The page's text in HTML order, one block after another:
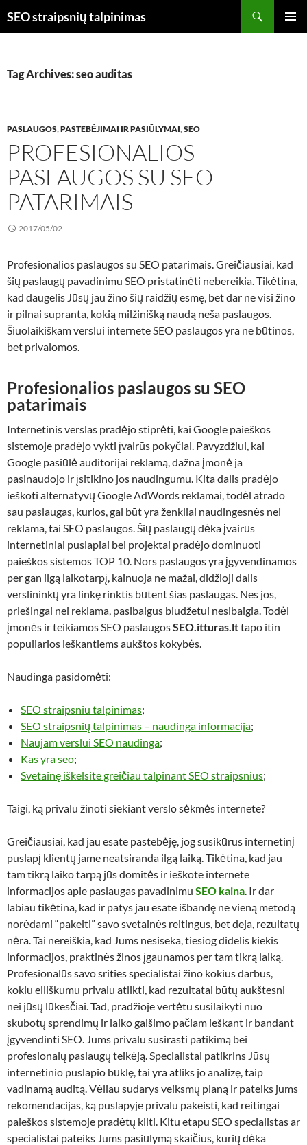
toSEO straipsnių talpinimas
Tag Archives: seo auditas
PASLAUGOS,PASTEBĖJIMAI IR PASIŪLYMAI,SEO
PROFESIONALIOS
PASLAUGOS SU SEO
PATARIMAIS
2017/05/02
Profesionalios paslaugos su SEO patarimais. Greičiausiai, kad
šių paslaugų pavadinimu SEO pristatinėti nebereikia. Tikėtina,
kad daugelis Jūsų jau žino šių raidžių esmę, bet dar ne visi žino
ir pilnai supranta, kokią milžinišką naudą neša paslaugos.
Šiuolaikiškam verslui internete SEO paslaugos yra ne būtinos,
bet privalomos.
Profesionalios paslaugos su SEO
patarimais
Internetinis verslas pradėjo stiprėti, kai Google paieškos
sistemoje pradėjo vykti įvairūs pokyčiai. Pavyzdžiui, kai
Google pasiūlė auditorijai reklamą, dažna įmonė ja
pasinaudojo ir įsitikino jos naudingumu. Kita dalis pradėjo
ieškoti alternatyvų Google AdWords reklamai, todėl atrado
sau paslaugas, kurios, gal būt yra ženkliai naudingesnės nei
reklama, tai SEO paslaugos. Šių paslaugų dėka įvairūs
internetiniai puslapiai bei projektai pradėjo dominuoti
paieškos sistemos TOP 10. Nors paslaugos yra įgyvendinamos
per gan ilgą laikotarpį, kainuoja ne mažai, didžioji dalis
verslininkų yra linkę rinktis būtent šias paslaugas. Nes jos,
priešingai nei reklama, pasibaigus biudžetui nesibaigia. Todėl
įmonės ir teikiamos SEO paslaugosSEO.itturas.lttapo itin
populiarios ieškantiems aukštos kokybės.
Naudinga pasidomėti:
SEO straipsniu talpinimas;
SEO straipsnių talpinimas – naudinga informacija;
Naujam verslui SEO naudinga;
Kas yra seo;
Svetainę iškelsite greičiau talpinant SEO straipsnius;
Taigi, ką privalu žinoti siekiant verslo sėkmės internete?
Greičiausiai, kad jau esate pastebėję, jog susikūrus internetinį
puslapį klientų jame neatsiranda ilgą laiką. Tikėtina, kad jau
tam tikrą laiko tarpą jūs domitės ir ieškote internete
informacijos apie paslaugas pavadinimu SEO kaina. Ir dar
labiau tikėtina, kad ir patys jau esate išbandę ne vieną metodą
norėdami “pakelti” savo svetainės reitingus, bet deja, rezultatų
nėra. Tai nereiškia, kad Jums nesiseka, tiesiog didelis kiekis
informacijos, praktinės žinos įgaunamos per tam tikrą laiką.
Profesionalūs savo srities specialistai žino kokius darbus,
kokiu eiliškumu privalu atlikti, kad rezultatai būtų aukštesni
nei jūsų lūkesčiai. Tad, pradžioje vertėtu susilaikyti nuo
skubotų sprendimų ir laiko gaišimo pačiam ieškant ir bandant
įgyvendinti SEO. Jums privalu susirasti patikimą bei
profesionalų paslaugų teikėją. Specialistai patikrins Jūsų
internetinio puslapio būklę, tai yra atliks jo analizę, taip
vadinamą auditą. Vėliau sudarys veiksmų planą ir pateiks jums
rekomendacijas, ką puslapyje privalu pakeisti, kad reitingai
paieškos sistemoje pradėtų kilti. Kitu etapu SEO specialistas ar
specialistai pateiks Jums pasiūlymą skaičius, kurių dėka